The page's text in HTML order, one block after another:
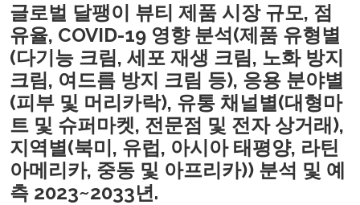
글로벌 달팽이 뷰티 제품 시장 규모, 점
유율, COVID-19 영향 분석(제품 유형별
(다기능 크림, 세포 재생 크림, 노화 방지
크림, 여드름 방지 크림 등), 응용 분야별
(피부 및 머리카락), 유통 채널별(대형마
트 및 슈퍼마켓, 전문점 및 전자 상거래),
지역별(북미, 유럽, 아시아 태평양, 라틴
아메리카, 중동 및 아프리카)) 분석 및 예
측 2023~2033년.